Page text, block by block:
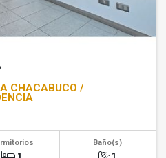
CHACABUCO /
1
Baño(s)
1